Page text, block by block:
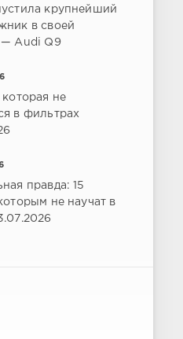
крупнейший
в своей
— Audi Q9
которая не
в фильтрах
правда: 15
не научат в